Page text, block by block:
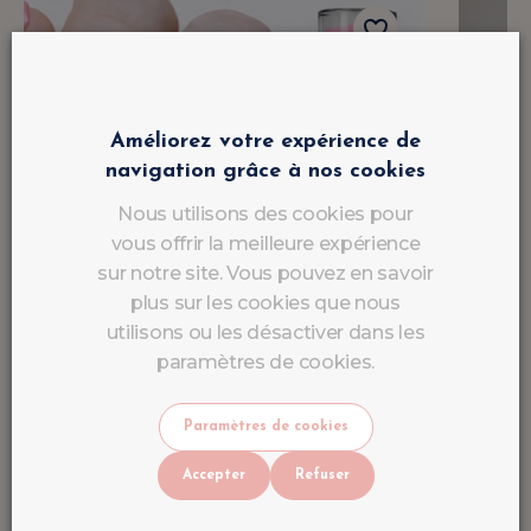
Améliorez votre expérience de
navigation grâce à nos cookies
Nous utilisons des cookies pour
vous offrir la meilleure expérience
sur notre site. Vous pouvez en savoir
plus sur les cookies que nous
utilisons ou les désactiver dans les
paramètres de cookies.
Paramètres de cookies
Accepter Refuser